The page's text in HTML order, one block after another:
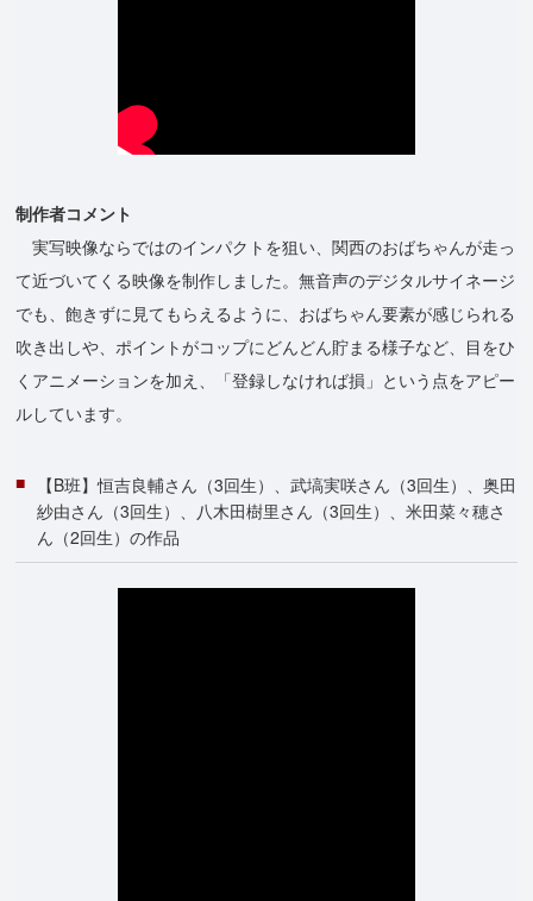
制作者コメント
実写映像ならではのインパクトを狙い、関西のおばちゃんが走っ
て近づいてくる映像を制作しました。無音声のデジタルサイネージ
でも、飽きずに見てもらえるように、おばちゃん要素が感じられる
吹き出しや、ポイントがコップにどんどん貯まる様子など、目をひ
くアニメーションを加え、「登録しなければ損」という点をアピー
ルしています。
【B班】恒吉良輔さん（3回生）、武塙実咲さん（3回生）、奥田
紗由さん（3回生）、八木田樹里さん（3回生）、米田菜々穂さ
ん（2回生）の作品